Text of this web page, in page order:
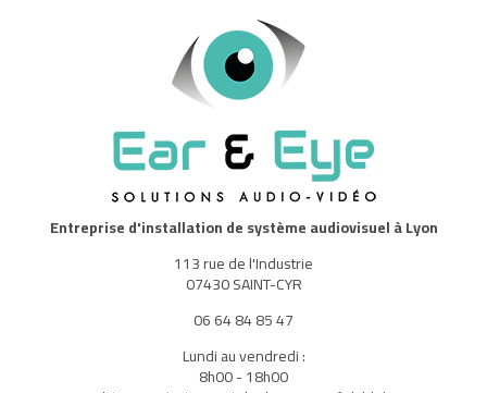
Entreprise d'installation de système audiovisuel à Lyon
113 rue de l'Industrie
07430 SAINT-CYR
06 64 84 85 47
Lundi au vendredi :
8h00 - 18h00